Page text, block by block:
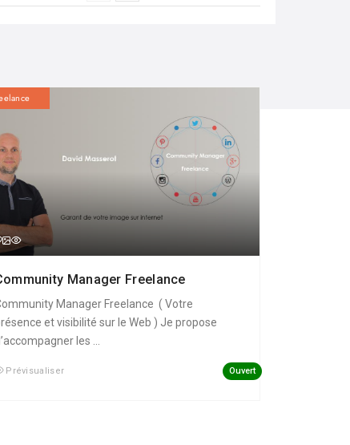
Manager Freelance
Manager Freelance ( Votre
et visibilité sur le Web ) Je propose
les ...
Prévisualiser Ouvert